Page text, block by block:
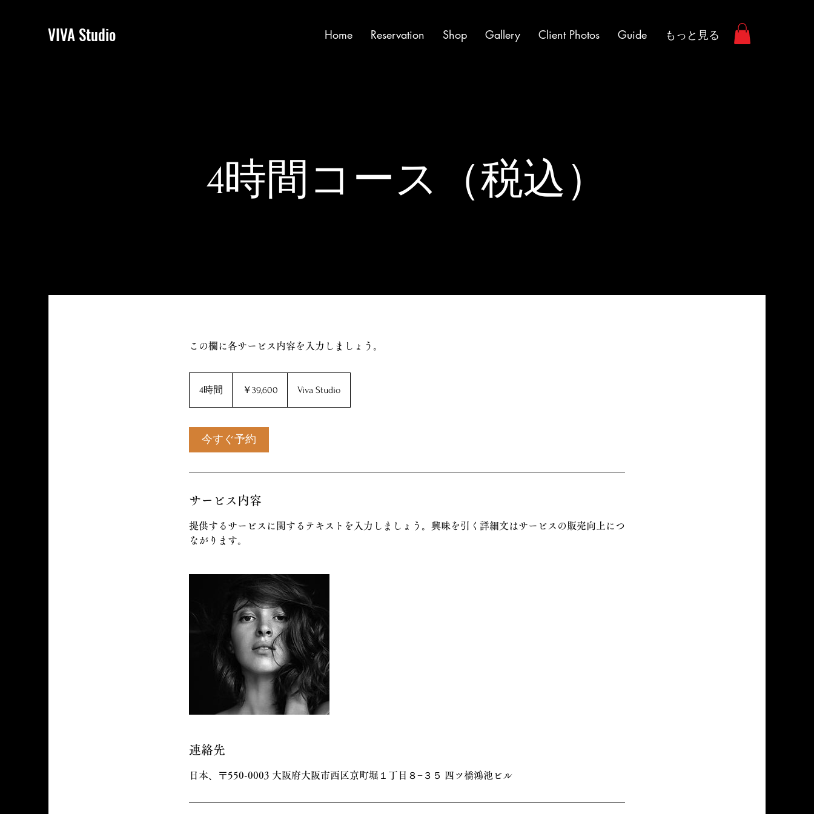
VIVA Studio Home Reservation Shop Gallery Client Photos Guide もっと見る
4時間コース（税込）
この欄に各サービス内容を入力しましょう。
4時間
時
￥39,600 Viva Studio
今すぐ予約
サービス内容
提供するサービスに関するテキストを入力しましょう。興味を引く詳細文はサービスの販売向上につ
ながります。
連絡先
日本、〒550-0003 大阪府大阪市西区京町堀１丁目８−３５ 四ツ橋鴻池ビル